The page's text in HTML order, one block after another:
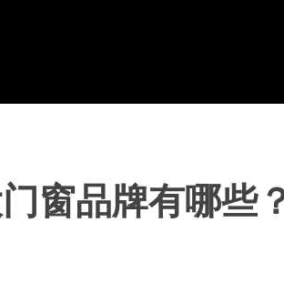
窗品牌有哪些